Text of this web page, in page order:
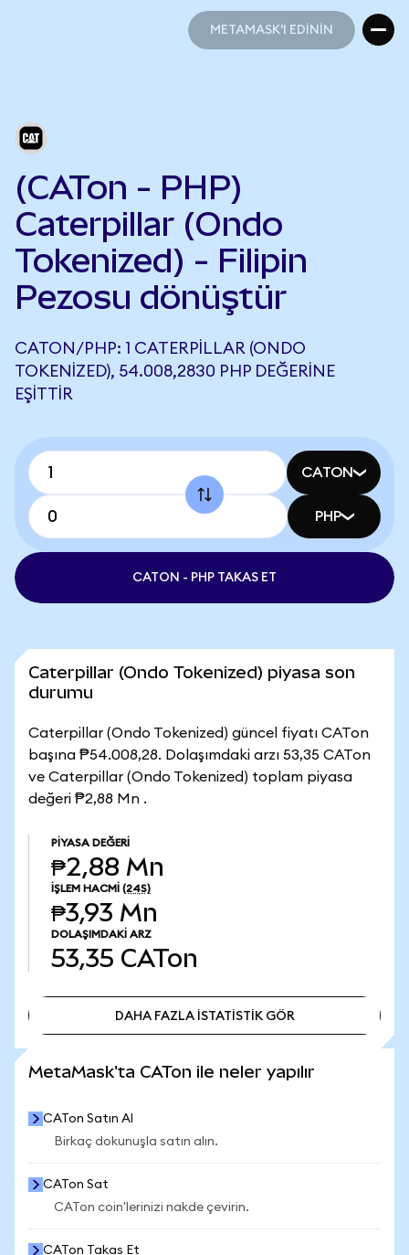
METAMASK'I EDİNİN
(CATon - PHP)
Caterpillar (Ondo
Tokenized) - Filipin
Pezosu dönüştür
CATON/PHP: 1 CATERPILLAR (ONDO
TOKENIZED), 54.008,2830 PHP DEĞERINE
EŞITTIR
CATON
PHP
CATON - PHP TAKAS ET
Caterpillar (Ondo Tokenized) piyasa son
durumu
Caterpillar (Ondo Tokenized) güncel fiyatı CATon
başına ₱54.008,28. Dolaşımdaki arzı 53,35 CATon
ve Caterpillar (Ondo Tokenized) toplam piyasa
değeri ₱2,88 Mn .
PIYASA DEĞERI
₱2,88 Mn
İŞLEM HACMI (24S)
₱3,93 Mn
DOLAŞIMDAKI ARZ
53,35 CATon
DAHA FAZLA İSTATİSTİK GÖR
MetaMask'ta CATon ile neler yapılır
CATon Satın Al
Birkaç dokunuşla satın alın.
CATon Sat
CATon coin'lerinizi nakde çevirin.
CATon Takas Et